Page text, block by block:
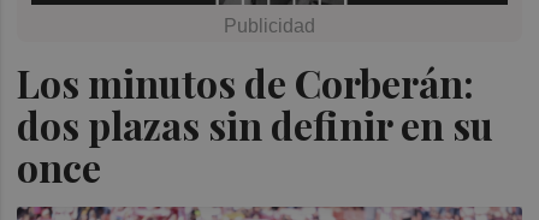
Los minutos de Corberán:
dos plazas sin definir en su
once